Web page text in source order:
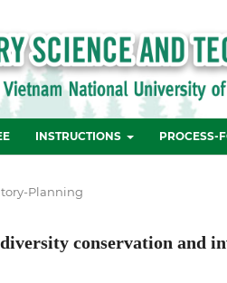
INSTRUCTIONS PROCESS-
Planning
conservation and